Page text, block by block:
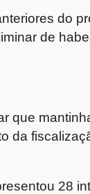
do
de
que
da
28